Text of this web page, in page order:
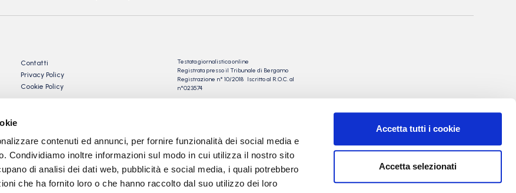
contenuti ed annunci, per fornire funzionalità dei social media e
Condividiamo inoltre informazioni sul modo in cui utilizza il nostro sito
di analisi dei dati web, pubblicità e social media, i quali potrebbero
che ha fornito loro o che hanno raccolto dal suo utilizzo dei loro
Accetta tutti i cookie
Accetta selezionati
Contatti
Privacy Policy
Cookie Policy
Testata giornalistica online
Registrata presso il Tribunale di Bergamo
Registrazione n° 10/2018 Iscritto al R.O.C. al
n°023574
Sede: via Papa Giovanni XXIII, 20
P.IVA 03901230163